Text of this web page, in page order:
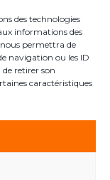
des technologies
informations des
permettra de
navigation ou les ID
de retirer son
caractéristiques